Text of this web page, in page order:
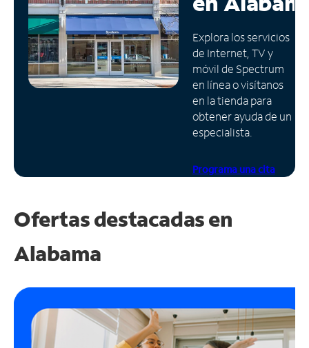
Administrar
cuenta
Encuentra
una
tienda
Explora los servicios
de Internet, TV y
móvil de Spectrum
en línea o visítanos
en la tienda para
obtener ayuda de un
especialista.
Programa una cita
Ofertas destacadas en
Alabama